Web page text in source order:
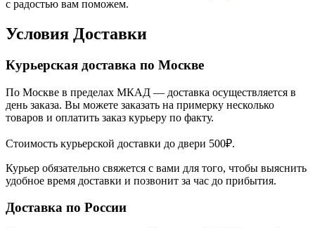
с радостью вам поможем.
Условия Доставки
Курьерская доставка по Москве
По Москве в пределах МКАД — доставка осуществляется в
день заказа. Вы можете заказать на примерку несколько
товаров и оплатить заказ курьеру по факту.
Стоимость курьерской доставки до двери 500₽.
Курьер обязательно свяжется с вами для того, чтобы выяснить
удобное время доставки и позвонит за час до прибытия.
Доставка по России